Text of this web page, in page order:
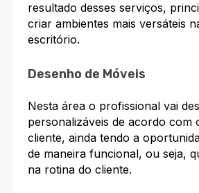
resultado desses serviços,
criar ambientes mais versáteis
escritório.
Desenho de Móveis
Nesta área o profissional vai
personalizáveis de acordo com
cliente, ainda tendo a
de maneira funcional, ou seja,
na rotina do cliente.